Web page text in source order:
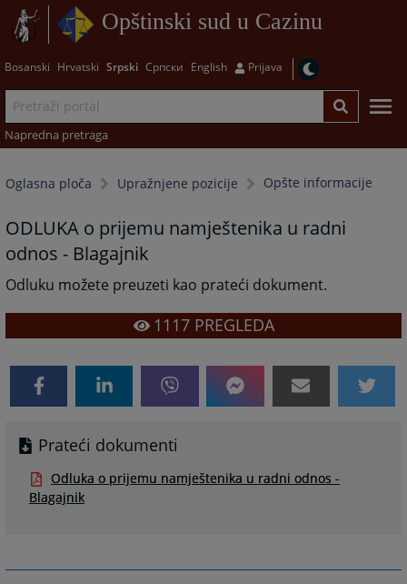
Opštinski sud u Cazinu
Bosanski Hrvatski Srpski Српски English Prijava
Napredna pretraga
Oglasna ploča Upražnjene pozicije Opšte informacije
ODLUKA o prijemu namještenika u radni
odnos - Blagajnik
Odluku možete preuzeti kao prateći dokument.
1117PREGLEDA
Prateći dokumenti
Odluka o prijemu namještenika u radni odnos -
Blagajnik